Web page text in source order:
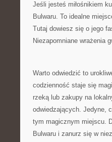
Jeśli jesteś miłośnikiem
Bulwaru.⁣ To⁤ idealne
Tutaj dowiesz się⁢ o jego
Niezapomniane wrażenia
Warto odwiedzić to
codzienność staje​ się
rzeką lub zakupy na
⁣odwiedzających. Jedyne,
tym magicznym miejscu.
Bulwaru ​i zanurz się⁤ w